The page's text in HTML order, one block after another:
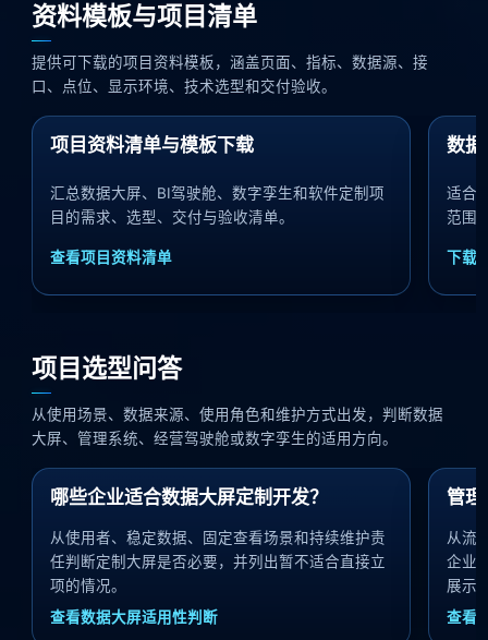
资料模板与项目清单
提供可下载的项目资料模板，涵盖页面、指标、数据源、接
口、点位、显示环境、技术选型和交付验收。
项目资料清单与模板下载
汇总数据大屏、BI驾驶舱、数字孪生和软件定制项
目的需求、选型、交付与验收清单。
查看项目资料清单
数据
适合
范围
下载
项目选型问答
从使用场景、数据来源、使用角色和维护方式出发，判断数据
大屏、管理系统、经营驾驶舱或数字孪生的适用方向。
哪些企业适合数据大屏定制开发？
从使用者、稳定数据、固定查看场景和持续维护责
任判断定制大屏是否必要，并列出暂不适合直接立
项的情况。
查看数据大屏适用性判断
管理
从流
企业
展示
查看